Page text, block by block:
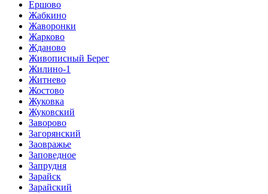
Ершово
Жабкино
Жаворонки
Жарково
Жданово
Живописный Берег
Жилино-1
Житнево
Жостово
Жуковка
Жуковский
Заворово
Загорянский
Заовражье
Заповедное
Запрудня
Зарайск
Зарайский